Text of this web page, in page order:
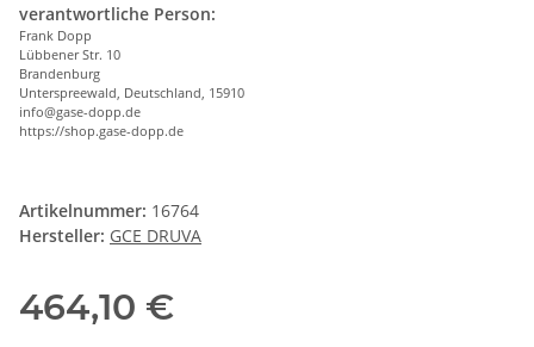
verantwortliche Person:
Frank Dopp
Lübbener Str. 10
Brandenburg
Unterspreewald, Deutschland, 15910
info@gase-dopp.de
https://shop.gase-dopp.de
Artikelnummer: 16764
Hersteller: GCE DRUVA
464,10 €